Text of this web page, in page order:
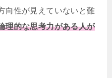
向性が見えていないと難
理的な思考力がある人が